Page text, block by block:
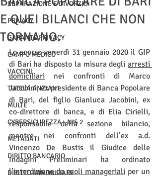
SEPARAZIONE E DIVORZIO
PRIVACY
GARANTE PRIVACY
CAMPO MEDICO
VACCINI
TUTELA ANZIANI
MULTE
CYBERSICUREZZA - NIS 2
METADATI
DIRITTO BANCARIO
DIRITTO IMMOBILIARE
E QUEI BILANCI CHE NON
TORNANO.
Lo scorso venerdì 31 gennaio 2020 il GIP
di Bari ha disposto la misura degli arresti
domiciliari nei confronti di Marco
Jacobini, ex presidente di Banca Popolare
di Bari, del figlio Gianluca Jacobini, ex
co-direttore di banca, e di Elia Cirielli,
responsabile della sezione bilancio,
mentre nei confronti dell’ex a.d.
Vincenzo De Bustis il Giudice delle
Indagini Preliminari ha ordinato
l’interdizione da ruoli manageriali per un